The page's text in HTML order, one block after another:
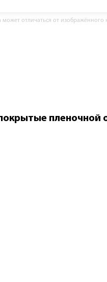
отличаться от изображённого
пленочной